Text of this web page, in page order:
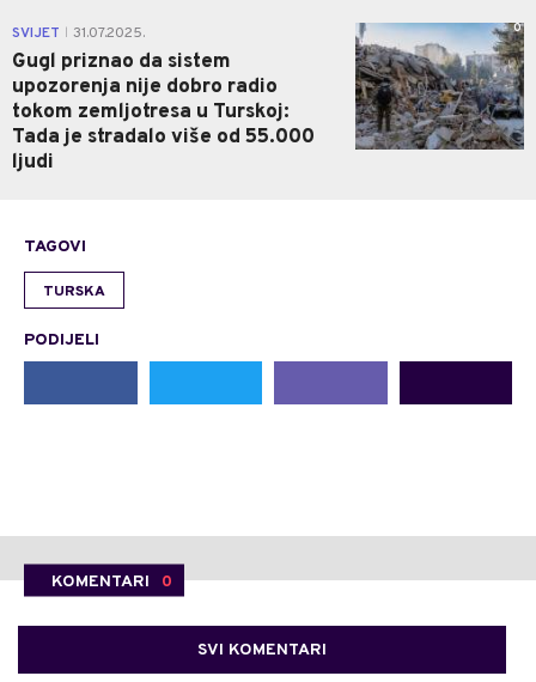
SVIJET 31.07.2025.
Gugl priznao da sistem
upozorenja nije dobro radio
tokom zemljotresa u Turskoj:
Tada je stradalo više od 55.000
ljudi
0
TAGOVI
TURSKA
PODIJELI
KOMENTARI 0
SVI KOMENTARI